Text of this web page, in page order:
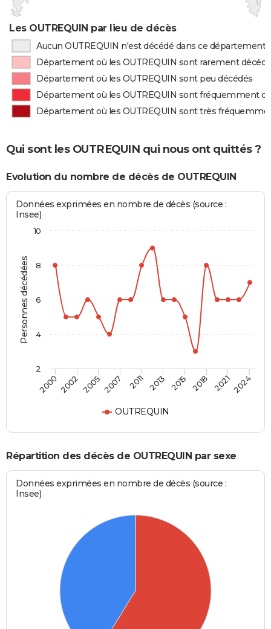
Les OUTREQUIN par lieu de décès
Aucun OUTREQUIN n'est décédé dans ce département
Département où les OUTREQUIN sont rarement
Département où les OUTREQUIN sont peu décédés
Département où les OUTREQUIN sont fréquemment
Département où les OUTREQUIN sont très
Qui sont les OUTREQUIN qui nous ont quittés ?
Evolution du nombre de décès de OUTREQUIN
Personnes décédées
Données exprimées en nombre de décès (source :
Insee)
OUTREQUIN
20002002 20052007 2011 2013 2015 2018 20212024
2
4
6
8
10
Répartition des décès de OUTREQUIN par sexe
Données exprimées en nombre de décès (source :
Insee)